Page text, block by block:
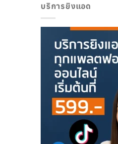
บริการยิงแอด